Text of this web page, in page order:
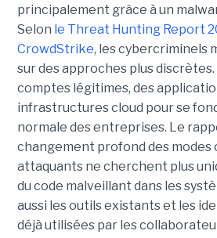
principalement grâce à un
Selon le Threat Hunting Report
CrowdStrike, les cybercriminels
sur des approches plus
comptes légitimes, des
infrastructures cloud pour se
normale des entreprises. Le
changement profond des modes
attaquants ne cherchent plus
du code malveillant dans les
aussi les outils existants et les
déjà utilisées par les